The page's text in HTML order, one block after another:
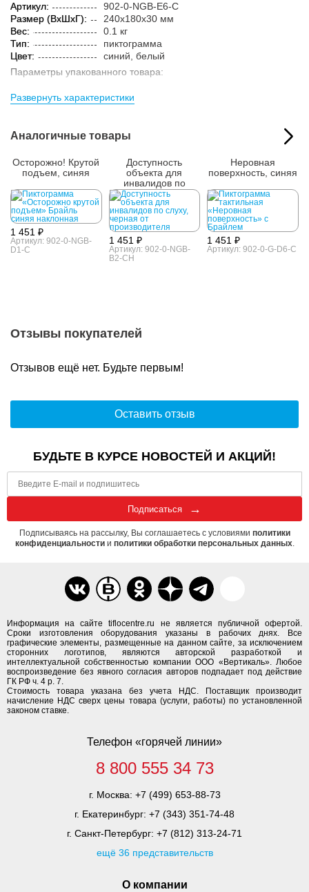
Артикул:
902-0-NGB-E6-C
Размер (ВxШxГ):
240x180x30 мм
Вес:
0.1 кг
Тип:
пиктограмма
Цвет:
синий, белый
Параметры упакованного товара:
Вес:
0.15 кг
Развернуть характеристики
Аналогичные товары
Осторожно! Крутой
подъем, синяя
1 451 ₽
Артикул: 902-0-NGB-
D1-C
Доступность
объекта для
инвалидов по
слуху, черная
1 451 ₽
Артикул: 902-0-NGB-
B2-CH
Неровная
поверхность, синяя
1 451 ₽
Артикул: 902-0-G-D6-C
Отзывы покупателей
Отзывов ещё нет. Будьте первым!
Оставить отзыв
О компании
Информация на сайте tiflocentre.ru не является публичной офертой.
Сроки изготовления оборудования указаны в рабочих днях. Все
графические элементы, размещенные на данном сайте, за исключением
сторонних логотипов, являются авторской разработкой и
интеллектуальной собственностью компании ООО «Вертикаль». Любое
воспроизведение без явного согласия авторов подпадает под действие
ГК РФ ч. 4 р. 7.
Стоимость товара указана без учета НДС. Поставщик производит
начисление НДС сверх цены товара (услуги, работы) по установленной
законом ставке.
Телефон «горячей линии»
8 800 555 34 73
г. Москва: +7 (499) 653-88-73
г. Екатеринбург: +7 (343) 351-74-48
г. Санкт-Петербург: +7 (812) 313-24-71
ещё 36 представительств
БУДЬТЕ В КУРСЕ НОВОСТЕЙ И АКЦИЙ!
Подписаться
Подписываясь на рассылку, Вы соглашаетесь с условиями политики
конфиденциальностии политики обработки персональных данных.